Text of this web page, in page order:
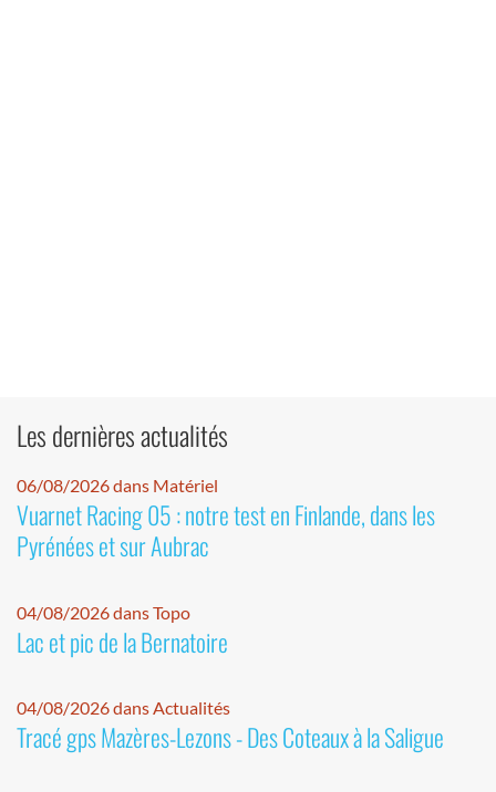
Les dernières actualités
06/08/2026 dans Matériel
Vuarnet Racing 05 : notre test en Finlande, dans les
Pyrénées et sur Aubrac
04/08/2026 dans Topo
Lac et pic de la Bernatoire
04/08/2026 dans Actualités
Tracé gps Mazères-Lezons - Des Coteaux à la Saligue